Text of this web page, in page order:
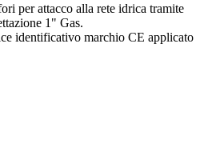
per attacco alla rete idrica tramite
1" Gas.
identificativo marchio CE applicato